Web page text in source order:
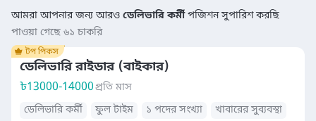
আমরা আপনার জন্য আরও ডেলিভারি কর্মীপজিশন সুপারিশ করছি
পাওয়া গেছে ৬১ চাকরি
ডেলিভারি রাইডার (বাইকার)
৳13000-14000প্রতি মাস
ডেলিভারি কর্মী
ফুল টাইম ১ পদের সংখ্যা
খাবারের সুব্যবস্থা